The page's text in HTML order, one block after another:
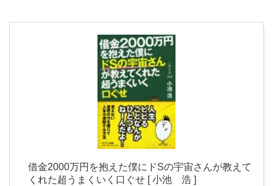
借金2000万円を抱えた僕にドSの宇宙さんが教えて
くれた超うまくいく口ぐせ [ 小池 浩 ]